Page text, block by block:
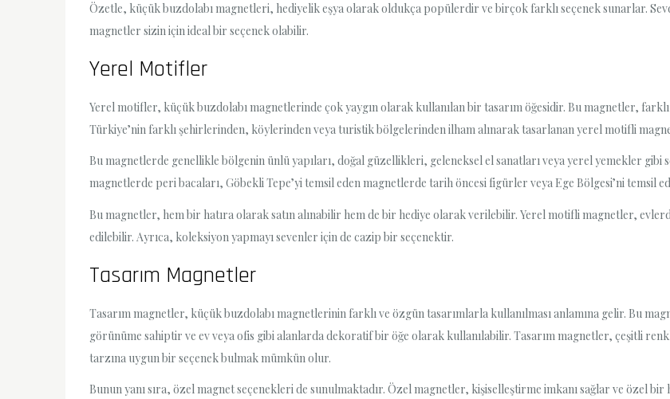
Özetle, küçük buzdolabı magnetleri, hediyelik eşya olarak oldukça popülerdir ve birçok farklı seçenek sunarlar.
magnetler sizin için ideal bir seçenek olabilir.
Yerel Motifler
Yerel motifler, küçük buzdolabı magnetlerinde çok yaygın olarak kullanılan bir tasarım öğesidir. Bu magnetler,
Türkiye’nin farklı şehirlerinden, köylerinden veya turistik bölgelerinden ilham alınarak tasarlanan yerel motifli
Bu magnetlerde genellikle bölgenin ünlü yapıları, doğal güzellikleri, geleneksel el sanatları veya yerel yemekler
magnetlerde peri bacaları, Göbekli Tepe’yi temsil eden magnetlerde tarih öncesi figürler veya Ege Bölgesi’ni temsil
Bu magnetler, hem bir hatıra olarak satın alınabilir hem de bir hediye olarak verilebilir. Yerel motifli magnetler,
edilebilir. Ayrıca, koleksiyon yapmayı sevenler için de cazip bir seçenektir.
Tasarım Magnetler
Tasarım magnetler, küçük buzdolabı magnetlerinin farklı ve özgün tasarımlarla kullanılması anlamına gelir. Bu
görünüme sahiptir ve ev veya ofis gibi alanlarda dekoratif bir öğe olarak kullanılabilir. Tasarım magnetler, çeşitli
tarzına uygun bir seçenek bulmak mümkün olur.
Bunun yanı sıra, özel magnet seçenekleri de sunulmaktadır. Özel magnetler, kişiselleştirme imkanı sağlar ve özel